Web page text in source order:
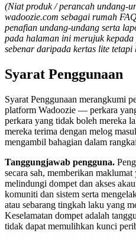
(Niat produk / perancah undang-
wadoozie.com sebagai rumah
penafian undang-undang serta
pada halaman ini merujuk
sebenar daripada kertas lite
Syarat Penggunaan
Syarat Penggunaan merangkumi
platform Wadoozie — perkara
perkara yang tidak boleh mereka
mereka terima dengan melog
mengambil bahagian dalam
Tanggungjawab pengguna.
secara sah, memberikan
melindungi dompet dan akses
komuniti dan sistem serta
atau sebarang tingkah laku yang
Keselamatan dompet adalah
tidak dapat memulihkan kunci